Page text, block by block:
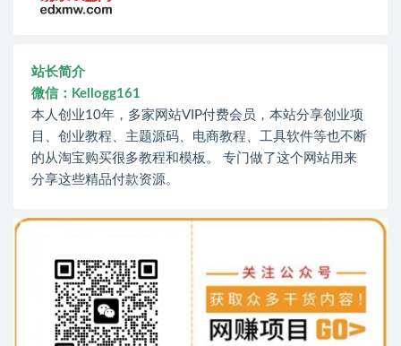
站长简介
微信：Kellogg161
本人创业10年，多家网站VIP付费会员，本站分享创业项
目、创业教程、主题源码、电商教程、工具软件等也不断
的从淘宝购买很多教程和模板。 专门做了这个网站用来
分享这些精品付款资源。